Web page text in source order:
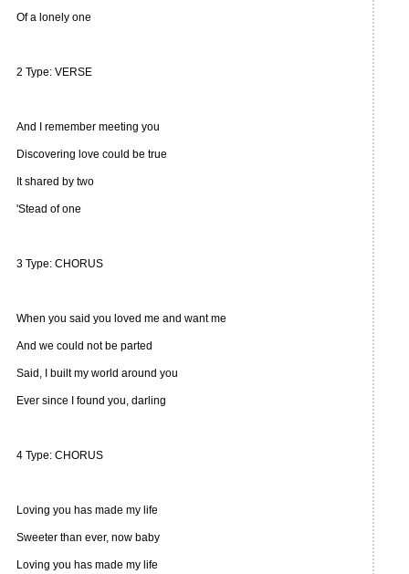
Of a lonely one
2 Type: VERSE
And I remember meeting you
Discovering love could be true
It shared by two
'Stead of one
3 Type: CHORUS
When you said you loved me and want me
And we could not be parted
Said, I built my world around you
Ever since I found you, darling
4 Type: CHORUS
Loving you has made my life
Sweeter than ever, now baby
Loving you has made my life